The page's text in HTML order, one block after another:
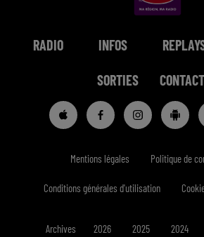
RADIO INFOS
SORTIES CONTACT
Mentions légales Politique de
Conditions générales d'utilisation
Archives 2026 2025 2024